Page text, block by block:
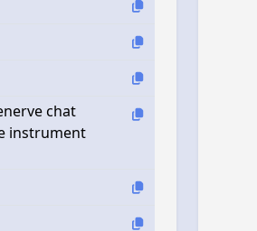
chat
instrument